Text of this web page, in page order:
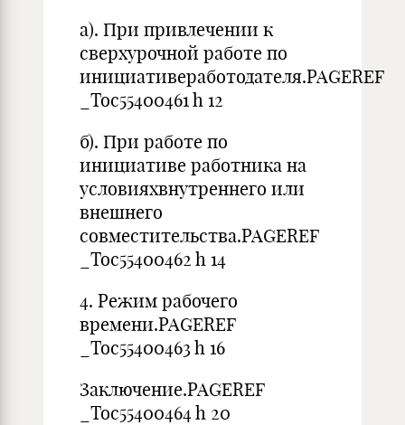
а). При привлечении к
сверхурочной работе по
инициативеработодателя.PAGEREF
_Toc55400461 h 12
б). При работе по
инициативе работника на
условияхвнутреннего или
внешнего
совместительства.PAGEREF
_Toc55400462 h 14
4. Режим рабочего
времени.PAGEREF
_Toc55400463 h 16
Заключение.PAGEREF
_Toc55400464 h 20